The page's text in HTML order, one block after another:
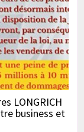
LONGRICH
business et